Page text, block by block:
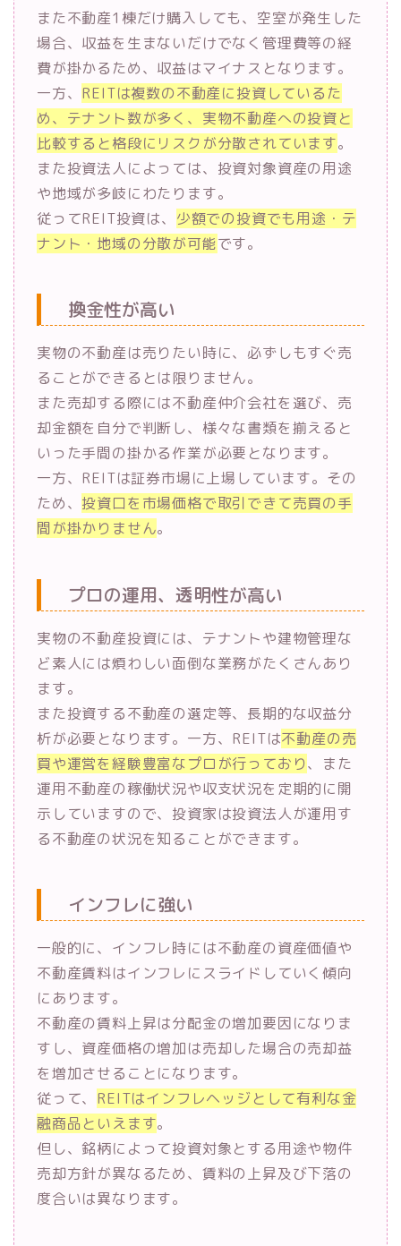
また不動産1棟だけ購入しても、空室が発生した
場合、収益を生まないだけでなく管理費等の経
費が掛かるため、収益はマイナスとなります。
一方、 REITは複数の不動産に投資しているた
め、テナント数が多く、実物不動産への投資と
比較すると格段にリスクが分散されています。
また投資法人によっては、投資対象資産の用途
や地域が多岐にわたります。
従ってREIT投資は、 少額での投資でも用途・テ
ナント・地域の分散が可能です。
換金性が高い
実物の不動産は売りたい時に、必ずしもすぐ売
ることができるとは限りません。
また売却する際には不動産仲介会社を選び、売
却金額を自分で判断し、様々な書類を揃えると
いった手間の掛かる作業が必要となります。
一方、REITは証券市場に上場しています。その
ため、 投資口を市場価格で取引できて売買の手
間が掛かりません。
プロの運用、透明性が高い
実物の不動産投資には、テナントや建物管理な
ど素人には煩わしい面倒な業務がたくさんあり
ます。
また投資する不動産の選定等、長期的な収益分
析が必要となります。一方、REITは不動産の売
買や運営を経験豊富なプロが行っており、また
運用不動産の稼働状況や収支状況を定期的に開
示していますので、投資家は投資法人が運用す
る不動産の状況を知ることができます。
インフレに強い
一般的に、インフレ時には不動産の資産価値や
不動産賃料はインフレにスライドしていく傾向
にあります。
不動産の賃料上昇は分配金の増加要因になりま
すし、資産価格の増加は売却した場合の売却益
を増加させることになります。
従って、 REITはインフレヘッジとして有利な金
融商品といえます。
但し、銘柄によって投資対象とする用途や物件
売却方針が異なるため、賃料の上昇及び下落の
度合いは異なります。